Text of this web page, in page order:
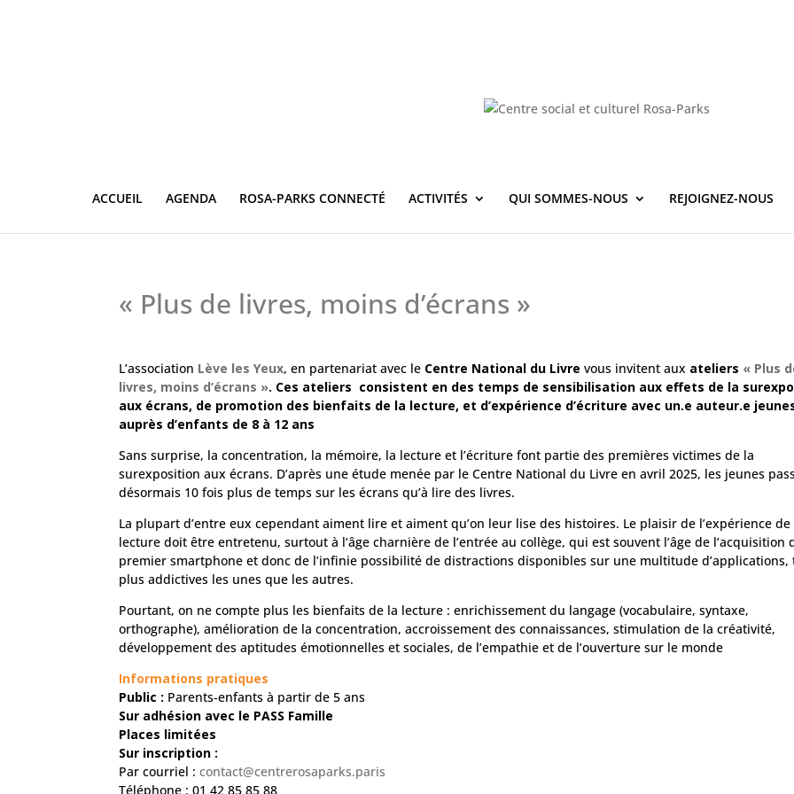
ACCUEIL AGENDA ROSA-PARKS CONNECTÉ ACTIVITÉS QUI SOMMES-NOUS REJOIGNEZ-NOUS
« Plus de livres, moins d’écrans »
L’association Lève les Yeux, en partenariat avec le Centre National du Livre vous invitent aux ateliers « Plus
livres, moins d’écrans ». Ces ateliers consistent en des temps de sensibilisation aux effets de la
aux écrans, de promotion des bienfaits de la lecture, et d’expérience d’écriture avec un.e auteur.e
auprès d’enfants de 8 à 12 ans
Sans surprise, la concentration, la mémoire, la lecture et l’écriture font partie des premières victimes de la
surexposition aux écrans. D’après une étude menée par le Centre National du Livre en avril 2025, les jeunes
désormais 10 fois plus de temps sur les écrans qu’à lire des livres.
La plupart d’entre eux cependant aiment lire et aiment qu’on leur lise des histoires. Le plaisir de l’expérience de
lecture doit être entretenu, surtout à l’âge charnière de l’entrée au collège, qui est souvent l’âge de l’acquisition
premier smartphone et donc de l’infinie possibilité de distractions disponibles sur une multitude d’applications,
plus addictives les unes que les autres.
Pourtant, on ne compte plus les bienfaits de la lecture : enrichissement du langage (vocabulaire, syntaxe,
orthographe), amélioration de la concentration, accroissement des connaissances, stimulation de la créativité,
développement des aptitudes émotionnelles et sociales, de l’empathie et de l’ouverture sur le monde
Informations pratiques
Public : Parents-enfants à partir de 5 ans
Sur adhésion avec le PASS Famille
Places limitées
Sur inscription :
Par courriel :contact@centrerosaparks.paris
Téléphone : 01 42 85 85 88